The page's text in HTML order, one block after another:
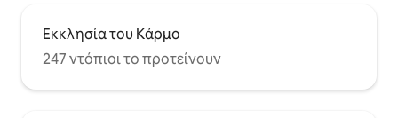
Εκκλησία του Κάρμο
247 ντόπιοι το προτείνουν